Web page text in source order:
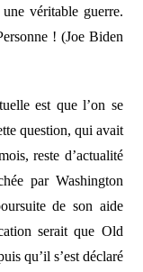
véritable guerre.
! (Joe Biden
est que l’on se
question, qui avait
reste d’actualité
par Washington
de son aide
serait que Old
qu’il s’est déclaré